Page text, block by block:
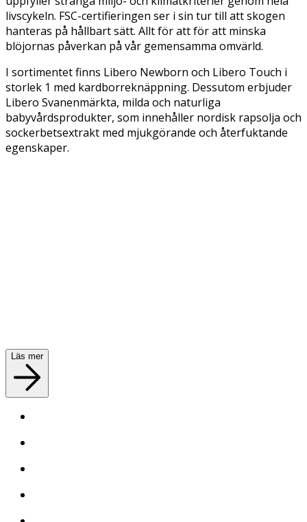
livscykeln. FSC-certifieringen ser i sin tur till att skogen
hanteras på hållbart sätt. Allt för att för att minska
blöjornas påverkan på vår gemensamma omvärld.
I sortimentet finns Libero Newborn och Libero Touch i
storlek 1 med kardborreknäppning. Dessutom erbjuder
Libero Svanenmärkta, milda och naturliga
babyvårdsprodukter, som innehåller nordisk rapsolja och
sockerbetsextrakt med mjukgörande och återfuktande
egenskaper.
Läs mer